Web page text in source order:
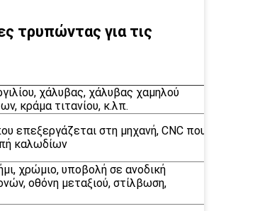
τρυπώντας για τις
χάλυβας, χάλυβας χαμηλού
κράμα τιτανίου, κ.λπ.
επεξεργάζεται στη μηχανή, CNC που
καλωδίων
χρώμιο, υποβολή σε ανοδική
οθόνη μεταξιού, στίλβωση,